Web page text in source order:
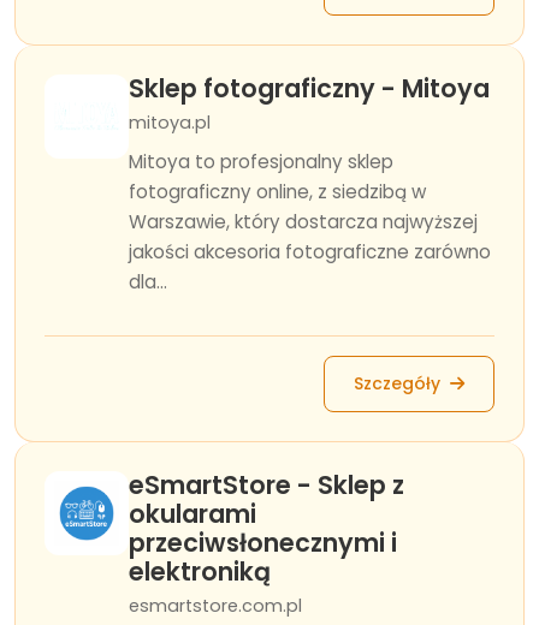
Sklep fotograficzny - Mitoya
mitoya.pl
Mitoya to profesjonalny sklep
fotograficzny online, z siedzibą w
Warszawie, który dostarcza najwyższej
jakości akcesoria fotograficzne zarówno
dla...
Szczegóły
eSmartStore - Sklep z
okularami
przeciwsłonecznymi i
elektroniką
esmartstore.com.pl